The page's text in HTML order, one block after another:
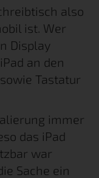
also
ist. Wer
Display
an den
Tastatur
immer
das iPad
war
Sache ein